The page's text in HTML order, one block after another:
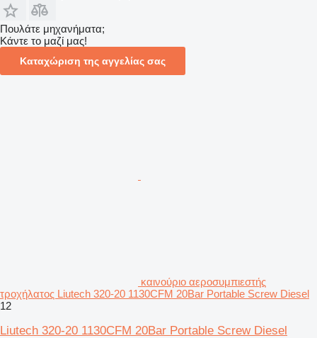
Πουλάτε μηχανήματα;
Κάντε το μαζί μας!
Καταχώριση της αγγελίας σας
καινούριο αεροσυμπιεστής
τροχήλατος Liutech 320-20 1130CFM 20Bar Portable Screw Diesel
12
Liutech 320-20 1130CFM 20Bar Portable Screw Diesel